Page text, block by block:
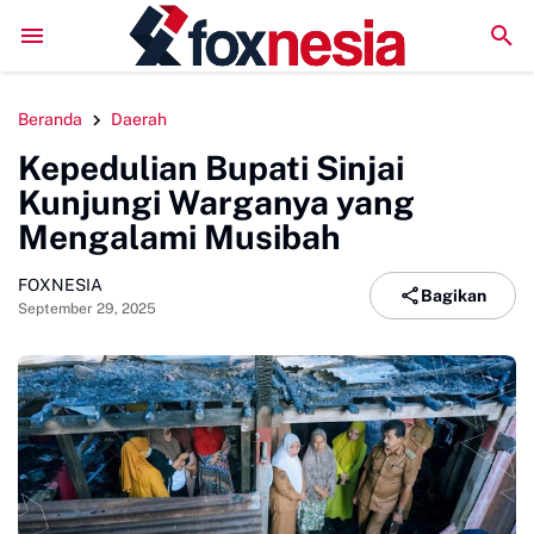
Perkuat Kolaborasi Pengembangan Pariwisata
Beranda Daerah
Kepedulian Bupati Sinjai
Kunjungi Warganya yang
Mengalami Musibah
FOXNESIA
September 29, 2025
Bagikan